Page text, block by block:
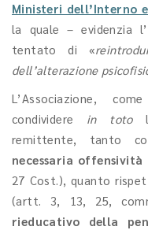
Ministeri dell’Interno
la quale – evidenzia l’
tentato di «
dell’alterazione
L’Associazione,
condividere in totole
remittente, tanto
necessaria
27 Cost.), quanto
(artt. 3, 13, 25,
rieducativo della